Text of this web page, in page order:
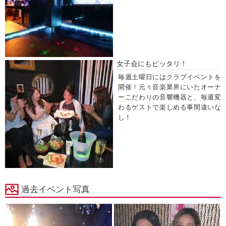
女子会にもピッタリ！
毎週土曜日にはクラブイベントを
開催！元々音楽業界にいたオーナ
ーこだわりの音響機器と、毎週変
わるゲストで楽しめる事間違いな
し！
過去イベント写真